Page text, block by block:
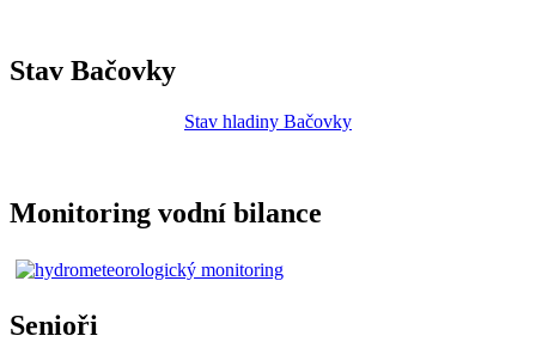
Stav Bačovky
Stav hladiny Bačovky
Monitoring vodní bilance
Senioři